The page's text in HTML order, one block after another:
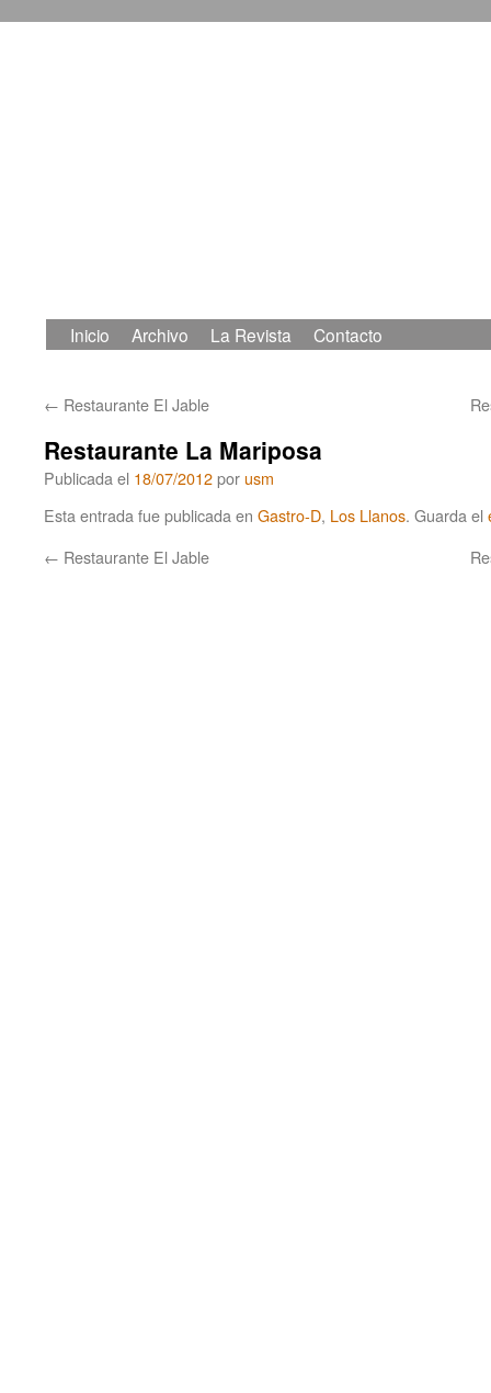
Saltar
Inicio Archivo La Revista Contacto
← Restaurante El Jable
Restaurante La Mariposa
Publicada el 18/07/2012por usm
Esta entrada fue publicada en Gastro-D, Los Llanos. Guarda el
← Restaurante El Jable